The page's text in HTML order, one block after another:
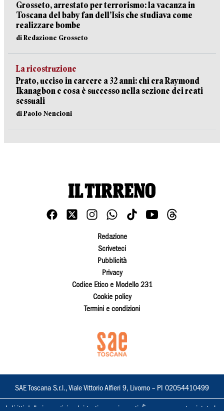
Grosseto, arrestato per terrorismo: la vacanza in
Toscana del baby fan dell’Isis che studiava come
realizzare bombe
di Redazione Grosseto
La ricostruzione
Prato, ucciso in carcere a 32 anni: chi era Raymond
Ikanagbon e cosa è successo nella sezione dei reati
sessuali
di Paolo Nencioni
Redazione
Scriveteci
Pubblicità
Privacy
Codice Etico e Modello 231
Cookie policy
Termini e condizioni
SAE Toscana S.r.l., Viale Vittorio Alfieri 9, Livorno – PI 02054410499
I diritti delle immagini e dei testi sono riservati. È espressamente vietata la